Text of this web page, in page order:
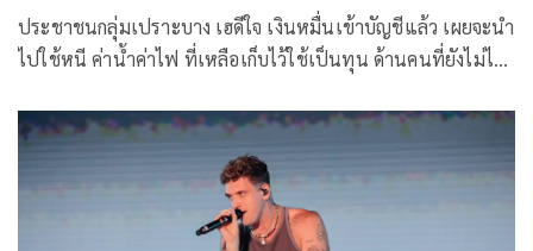
ประชาชนกลุ่มเปราะบาง เฮดีใจ เงินหมื่นเข้าบัญชีแล้ว เผยจะนำ
ไปใช้หนี ค่าน้ำค่าไฟ ที่เหลือเก็บไว้ใช้เป็นทุน ด้านคนที่ยังไม่ได้
ขอสิทธิ